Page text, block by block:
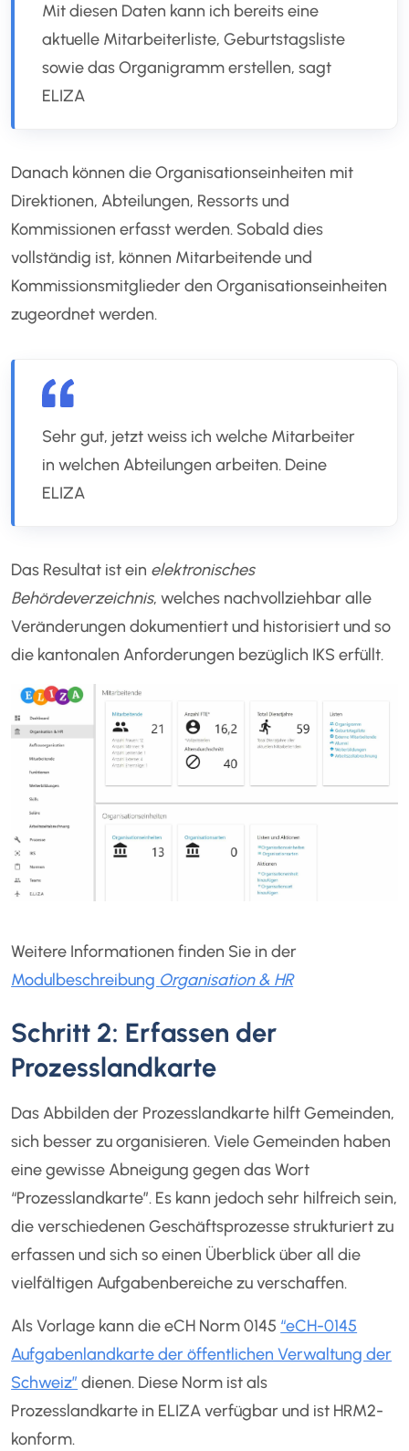
Mit diesen Daten kann ich bereits eine
aktuelle Mitarbeiterliste, Geburtstagsliste
sowie das Organigramm erstellen, sagt
ELIZA
Danach können die Organisationseinheiten mit
Direktionen, Abteilungen, Ressorts und
Kommissionen erfasst werden. Sobald dies
vollständig ist, können Mitarbeitende und
Kommissionsmitglieder den Organisationseinheiten
zugeordnet werden.
Sehr gut, jetzt weiss ich welche Mitarbeiter
in welchen Abteilungen arbeiten. Deine
ELIZA
Das Resultat ist ein elektronisches
Behördeverzeichnis, welches nachvollziehbar alle
Veränderungen dokumentiert und historisiert und so
die kantonalen Anforderungen bezüglich IKS erfüllt.
Weitere Informationen finden Sie in der
Modulbeschreibung Organisation & HR
Schritt 2: Erfassen der
Prozesslandkarte
Das Abbilden der Prozesslandkarte hilft Gemeinden,
sich besser zu organisieren. Viele Gemeinden haben
eine gewisse Abneigung gegen das Wort
“Prozesslandkarte”. Es kann jedoch sehr hilfreich sein,
die verschiedenen Geschäftsprozesse strukturiert zu
erfassen und sich so einen Überblick über all die
vielfältigen Aufgabenbereiche zu verschaffen.
Als Vorlage kann die eCH Norm 0145 “eCH-0145
Aufgabenlandkarte der öffentlichen Verwaltung der
Schweiz” dienen. Diese Norm ist als
Prozesslandkarte in ELIZA verfügbar und ist HRM2-
konform.